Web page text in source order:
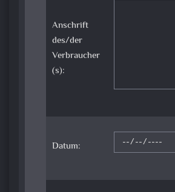
Anschrift
des/der
Verbraucher
(s):
Datum: